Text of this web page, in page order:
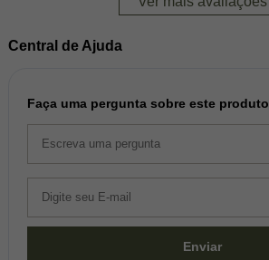
Central de Ajuda
Faça uma pergunta sobre este produto
Enviar